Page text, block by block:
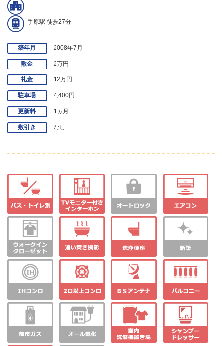
手原駅 徒歩27分
築年月 2008年7月
敷金 2万円
礼金 12万円
駐車場 4,400円
更新料 1ヵ月
敷引き なし